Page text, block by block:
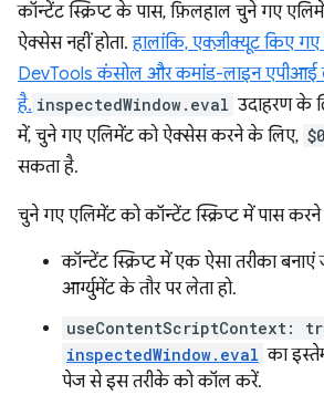
कॉन्टेंट स्क्रिप्ट के पास, फ़िलहाल चुने गए
ऐक्सेस नहीं होता.हालांकि, एक्ज़ीक्यूट किए
DevTools कंसोल और कमांड-लाइन एपीआई
है. inspectedWindow.eval उदाहरण के
में, चुने गए एलिमेंट को ऐक्सेस करने के लिए, $0
सकता है.
चुने गए एलिमेंट को कॉन्टेंट स्क्रिप्ट में पास
कॉन्टेंट स्क्रिप्ट में एक ऐसा तरीका
आर्ग्युमेंट के तौर पर लेता हो.
useContentScriptContext:
inspectedWindow.eval का
पेज से इस तरीके को कॉल करें.